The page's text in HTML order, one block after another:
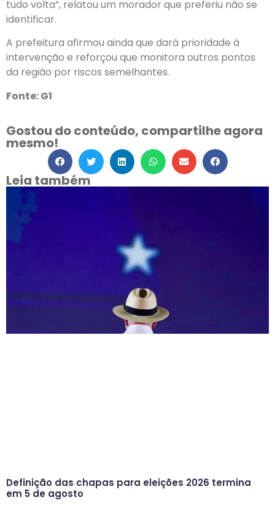
tudo volta”, relatou um morador que preferiu não se
identificar.
A prefeitura afirmou ainda que dará prioridade à
intervenção e reforçou que monitora outros pontos
da região por riscos semelhantes.
Fonte: G1
Gostou do conteúdo, compartilhe agora
mesmo!
Leia também
Definição das chapas para eleições 2026 termina
em 5 de agosto